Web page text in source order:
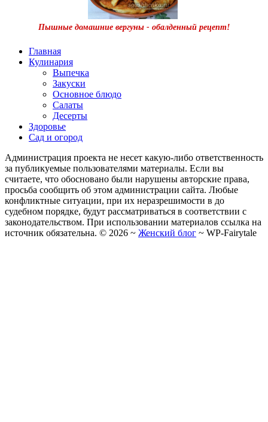
Пышные домашние вергуны - обалденный рецепт!
Главная
Кулинария
Выпечка
Закуски
Основное блюдо
Салаты
Десерты
Здоровье
Сад и огород
Администрация проекта не несет какую-либо ответственность
за публикуемые пользователями материалы. Если вы
считаете, что обосновано были нарушены авторские права,
просьба сообщить об этом администрации сайта. Любые
конфликтные ситуации, при их неразрешимости в до
судебном порядке, будут рассматриваться в соответствии с
законодательством. При использовании материалов ссылка на
источник обязательна. © 2026 ~ Женский блог ~ WP-Fairytale